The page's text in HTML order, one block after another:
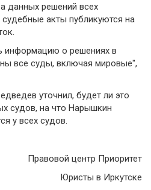
данных решений всех
акты публикуются на
информацию о решениях в
все суды, включая мировые",
уточнил, будет ли это
судов, на что Нарышкин
у всех судов.
Правовой центр Приоритет
Юристы в Иркутске